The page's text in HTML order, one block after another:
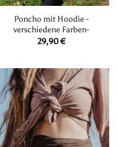
Poncho mit Hoodie -
verschiedene Farben-
29,90€